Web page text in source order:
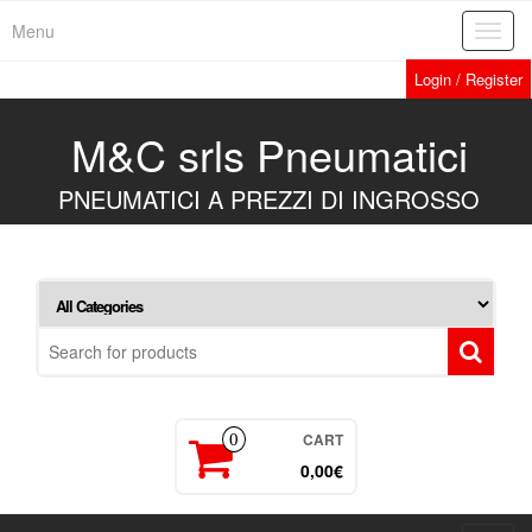
Menu
Login / Register
M&C srls Pneumatici
PNEUMATICI A PREZZI DI INGROSSO
0 CART
0,00€